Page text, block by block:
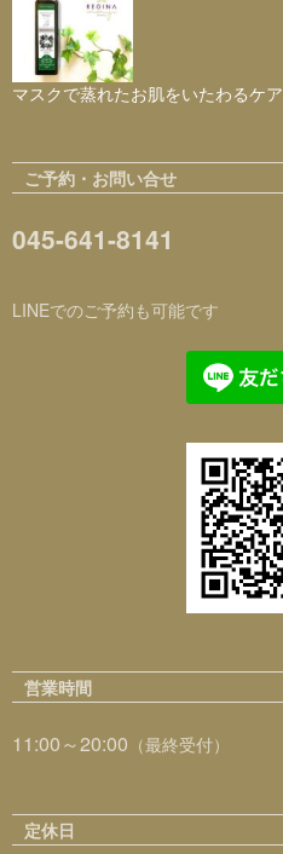
マスクで蒸れたお肌をいたわるケア
ご予約・お問い合せ
045-641-8141
LINEでのご予約も可能です
営業時間
11:00～20:00 （最終受付）
定休日